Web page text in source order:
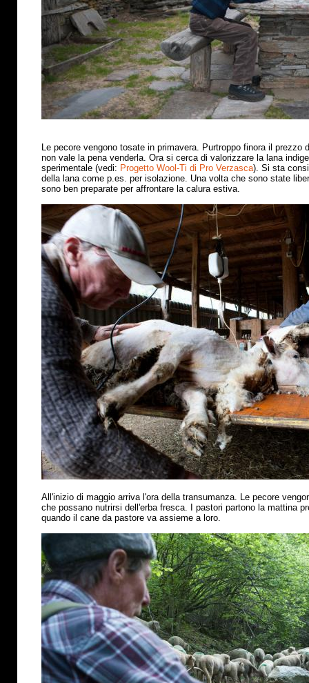
Le pecore vengono tosate in primavera. Purtroppo finora il prezzo
non vale la pena venderla. Ora si cerca di valorizzare la lana
sperimentale (vedi: Progetto Wool-Ti di Pro Verzasca). Si sta
della lana come p.es. per isolazione. Una volta che sono state
sono ben preparate per affrontare la calura estiva.
All'inizio di maggio arriva l'ora della transumanza. Le pecore
che possano nutrirsi dell'erba fresca. I pastori partono la mattina
quando il cane da pastore va assieme a loro.